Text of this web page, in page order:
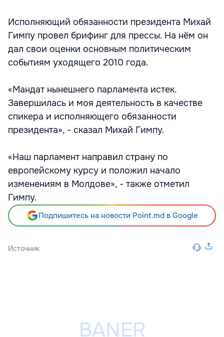
Исполняющий обязанности президента Михай
Гимпу провел брифинг для прессы. На нём он
дал свои оценки основным политическим
событиям уходящего 2010 года.
«Мандат нынешнего парламента истек.
Завершилась и моя деятельность в качестве
спикера и исполняющего обязанности
президента», - сказал Михай Гимпу.
«Наш парламент направил страну по
европейскому курсу и положил начало
изменениям в Молдове», - также отметил
Гимпу.
Подпишитесь на новости Point.md в Google
Источник